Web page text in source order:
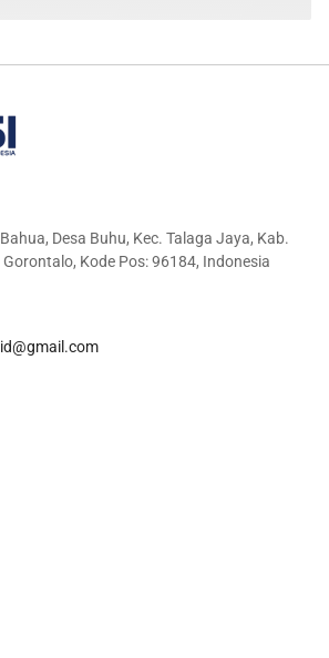
Desa Buhu, Kec. Talaga Jaya, Kab.
Kode Pos: 96184, Indonesia